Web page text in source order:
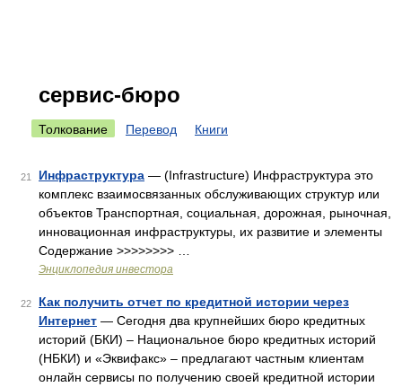
сервис-бюро
Толкование Перевод Книги
21 Инфраструктура — (Infrastructure) Инфраструктура это
комплекс взаимосвязанных обслуживающих структур или
объектов Транспортная, социальная, дорожная, рыночная,
инновационная инфраструктуры, их развитие и элементы
Содержание >>>>>>>> …
Энциклопедия инвестора
22
Как получить отчет по кредитной истории через
Интернет — Сегодня два крупнейших бюро кредитных
историй (БКИ) – Национальное бюро кредитных историй
(НБКИ) и «Эквифакс» – предлагают частным клиентам
онлайн сервисы по получению своей кредитной истории